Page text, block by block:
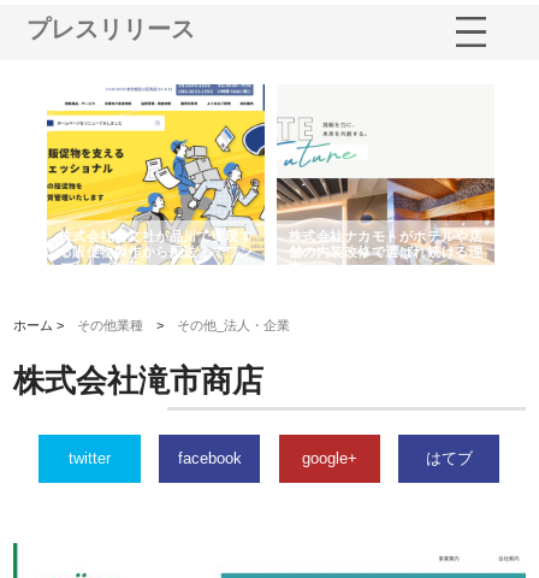
プレスリリース
株式会社耕文社が品川で実現す
る販促物製作から配送までワン
ストップ対応
株式会社ナカモトがホテルや店
舗の内装改修で選ばれ続ける理
由
ホーム > その他業種 > その他_法人・企業
株式会社滝市商店
twitter facebook google+ はてブ